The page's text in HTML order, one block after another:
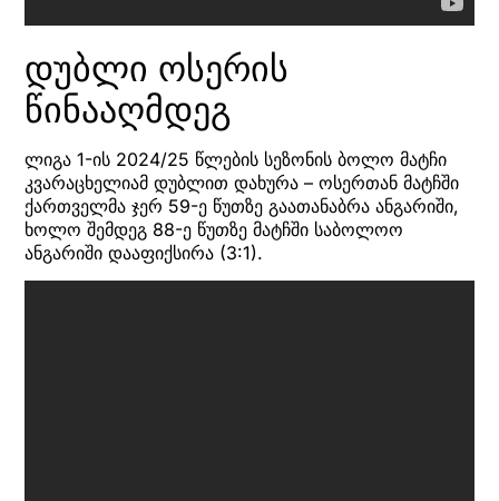
დუბლი ოსერის
წინააღმდეგ
ლიგა 1-ის 2024/25 წლების სეზონის ბოლო მატჩი
კვარაცხელიამ დუბლით დახურა – ოსერთან მატჩში
ქართველმა ჯერ 59-ე წუთზე გაათანაბრა ანგარიში,
ხოლო შემდეგ 88-ე წუთზე მატჩში საბოლოო
ანგარიში დააფიქსირა (3:1).